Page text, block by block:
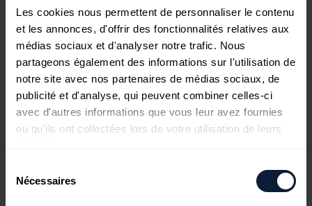
Les cookies nous permettent de personnaliser le contenu
et les annonces, d'offrir des fonctionnalités relatives aux
médias sociaux et d'analyser notre trafic. Nous
partageons également des informations sur l'utilisation de
notre site avec nos partenaires de médias sociaux, de
publicité et d'analyse, qui peuvent combiner celles-ci
avec d'autres informations que vous leur avez fournies
ou qu'ils ont collectées lors de votre utilisation de leurs
Nécessaires